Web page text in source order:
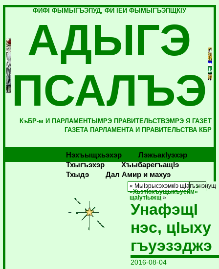
ФИФI ФЫМЫГЪЭПУД, ФИ IЕЙ ФЫМЫГЪЭПЩКIУ
АДЫГЭ
ПСАЛЪЭ
КъБР-м И ПАРЛАМЕНТЫМРЭ ПРАВИТЕЛЬСТВЭМРЭ Я ГАЗЕТ
ГАЗЕТА ПАРЛАМЕНТА И ПРАВИТЕЛЬСТВА КБР
Нэхъыщхьэхэр
Лэжьакlуэхэр
Тхыгъэхэр
Хъыбарегъащlэ
Тхыдэ
Дал Амир и махуэ
« МыIэрысэхэмкIэ щIагъэнэнущ
«ХьэтIохъущыкъуейм»
щаIутIыжщ »
УнафэщI
нэс, цIыху
гъуэзэджэ
2016-08-04